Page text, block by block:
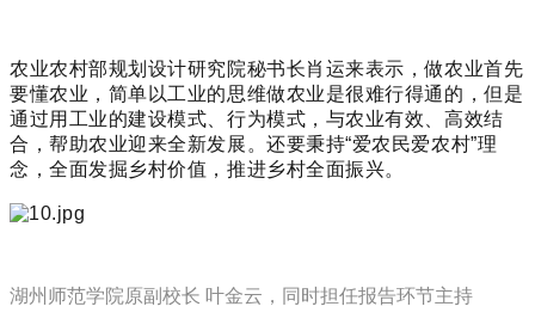
农业农村部规划设计研究院秘书长肖运来表示，做农业首先
要懂农业， 简单以工业的思维做农业是很难行得通的，但是
通过用工业的建设模式、行为模式，与农业有效、高效结
合，帮助农业迎来全新发展。还要秉持“爱农民爱农村”理
念，全面发掘乡村价值，推进乡村全面振兴。
湖州师范学院原副校长 叶金云，同时担任报告环节主持